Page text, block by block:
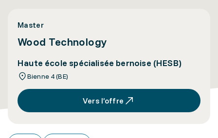
Master
Wood Technology
Haute école spécialisée bernoise (HESB)
Bienne 4 (BE)
Vers l’offre